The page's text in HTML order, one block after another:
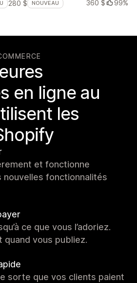
280 $
NOUVEAU
360 $
99%
en ligne au
les
et fonctionne
nouvelles fonctionnalités
ce que vous l’adoriez.
quand vous publiez.
sorte que vos clients paient